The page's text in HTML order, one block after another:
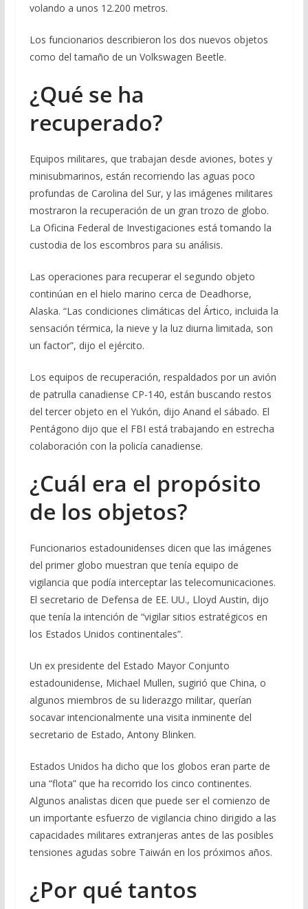
volando a unos 12.200 metros.
Los funcionarios describieron los dos nuevos objetos
como del tamaño de un Volkswagen Beetle.
¿Qué se ha
recuperado?
Equipos militares, que trabajan desde aviones, botes y
minisubmarinos, están recorriendo las aguas poco
profundas de Carolina del Sur, y las imágenes militares
mostraron la recuperación de un gran trozo de globo.
La Oficina Federal de Investigaciones está tomando la
custodia de los escombros para su análisis.
Las operaciones para recuperar el segundo objeto
continúan en el hielo marino cerca de Deadhorse,
Alaska. “Las condiciones climáticas del Ártico, incluida la
sensación térmica, la nieve y la luz diurna limitada, son
un factor”, dijo el ejército.
Los equipos de recuperación, respaldados por un avión
de patrulla canadiense CP-140, están buscando restos
del tercer objeto en el Yukón, dijo Anand el sábado. El
Pentágono dijo que el FBI está trabajando en estrecha
colaboración con la policía canadiense.
¿Cuál era el propósito
de los objetos?
Funcionarios estadounidenses dicen que las imágenes
del primer globo muestran que tenía equipo de
vigilancia que podía interceptar las telecomunicaciones.
El secretario de Defensa de EE. UU., Lloyd Austin, dijo
que tenía la intención de “vigilar sitios estratégicos en
los Estados Unidos continentales”.
Un ex presidente del Estado Mayor Conjunto
estadounidense, Michael Mullen, sugirió que China, o
algunos miembros de su liderazgo militar, querían
socavar intencionalmente una visita inminente del
secretario de Estado, Antony Blinken.
Estados Unidos ha dicho que los globos eran parte de
una “flota” que ha recorrido los cinco continentes.
Algunos analistas dicen que puede ser el comienzo de
un importante esfuerzo de vigilancia chino dirigido a las
capacidades militares extranjeras antes de las posibles
tensiones agudas sobre Taiwán en los próximos años.
¿Por qué tantos